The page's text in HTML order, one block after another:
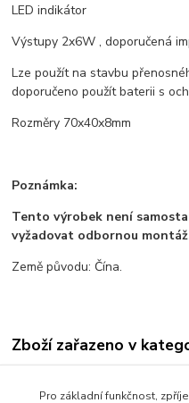
LED indikátor
Výstupy 2x6W , doporučená
Lze použít na stavbu
doporučeno použít baterii s
Rozměry 70x40x8mm
Poznámka:
Tento výrobek není
vyžadovat odbornou
Země původu: Čína.
Zboží zařazeno v
Pro základní funkčnost,